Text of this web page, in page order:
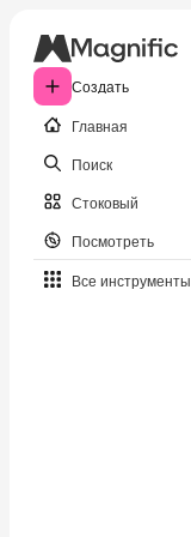
Создать
Главная
Поиск
Стоковый
Посмотреть
Все инструменты